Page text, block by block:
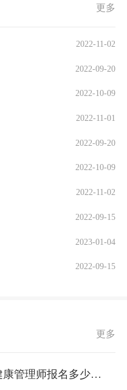
更多
2022-11-02
2022-09-20
2022-10-09
2022-11-01
2022-09-20
2022-10-09
2022-11-02
2022-09-15
2023-01-04
2022-09-15
更多
高级健康管理师报名多少钱？